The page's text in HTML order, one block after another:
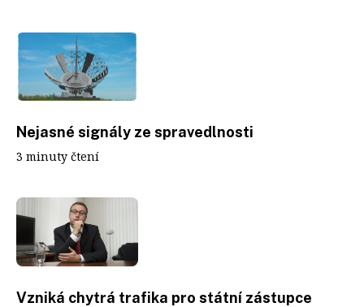
Nejasné signály ze spravedlnosti
3 minuty čtení
Vzniká chytrá trafika pro státní zástupce